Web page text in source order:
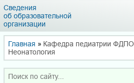
Сведения
об образовательной
организации
Главная » Кафедра педиатрии
Неонатология